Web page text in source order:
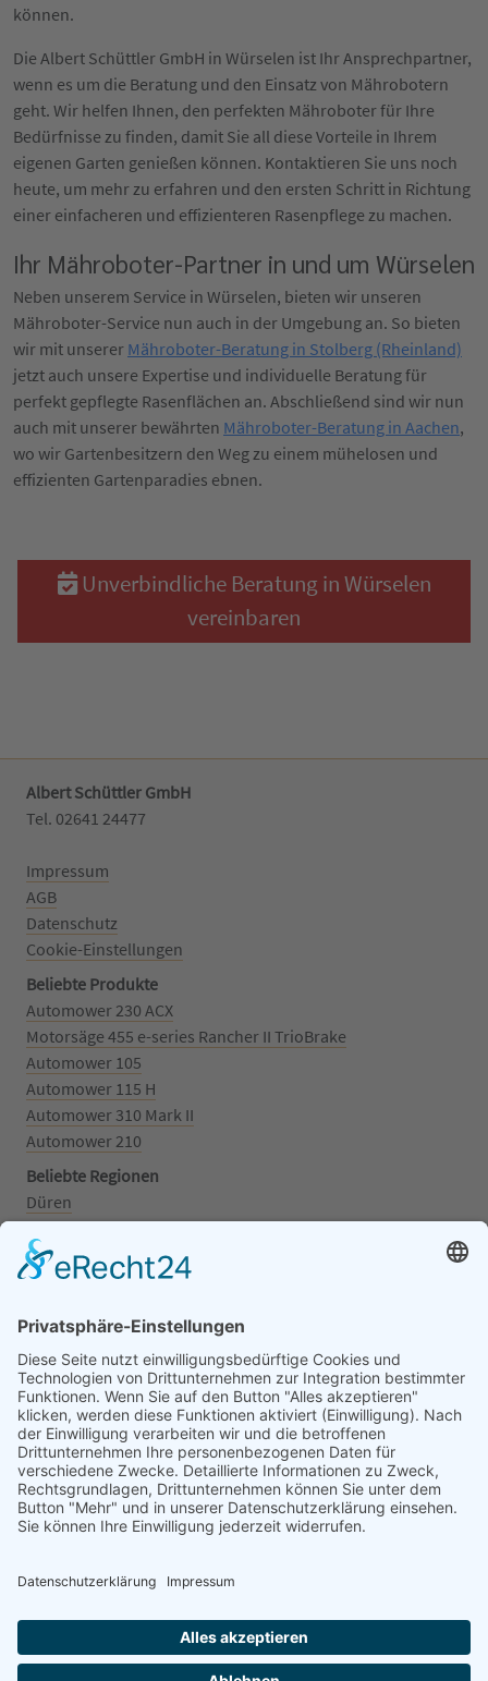
können.
Die Albert Schüttler GmbH in Würselen ist Ihr Ansprechpartner,
wenn es um die Beratung und den Einsatz von Mährobotern
geht. Wir helfen Ihnen, den perfekten Mähroboter für Ihre
Bedürfnisse zu finden, damit Sie all diese Vorteile in Ihrem
eigenen Garten genießen können. Kontaktieren Sie uns noch
heute, um mehr zu erfahren und den ersten Schritt in Richtung
einer einfacheren und effizienteren Rasenpflege zu machen.
Ihr Mähroboter-Partner in und um Würselen
Neben unserem Service in Würselen, bieten wir unseren
Mähroboter-Service nun auch in der Umgebung an. So bieten
wir mit unserer Mähroboter-Beratung in Stolberg (Rheinland)
jetzt auch unsere Expertise und individuelle Beratung für
perfekt gepflegte Rasenflächen an. Abschließend sind wir nun
auch mit unserer bewährten Mähroboter-Beratung in Aachen,
wo wir Gartenbesitzern den Weg zu einem mühelosen und
effizienten Gartenparadies ebnen.
Unverbindliche Beratung in Würselen
vereinbaren
Albert Schüttler GmbH
Tel. 02641 24477‬
Impressum
AGB
Datenschutz
Cookie-Einstellungen
Beliebte Produkte
Automower 230 ACX
Motorsäge 455 e-series Rancher II TrioBrake
Automower 105
Automower 115 H
Automower 310 Mark II
Automower 210
Beliebte Regionen
Düren
Grafschaft
Kalenborn
Mayschoß
Bonn
Beliebte Kategorien
Aufsitzrasenmäher
Mähroboter
Motorsäge
Schneefräse
Akku
Generator